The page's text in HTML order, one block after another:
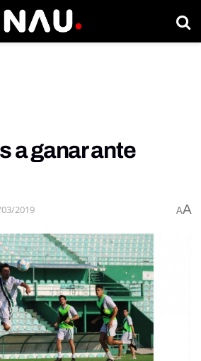
a ganar ante
2019 AA